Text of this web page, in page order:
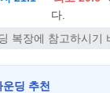
다.
복장에 참고하시기
딩 추천